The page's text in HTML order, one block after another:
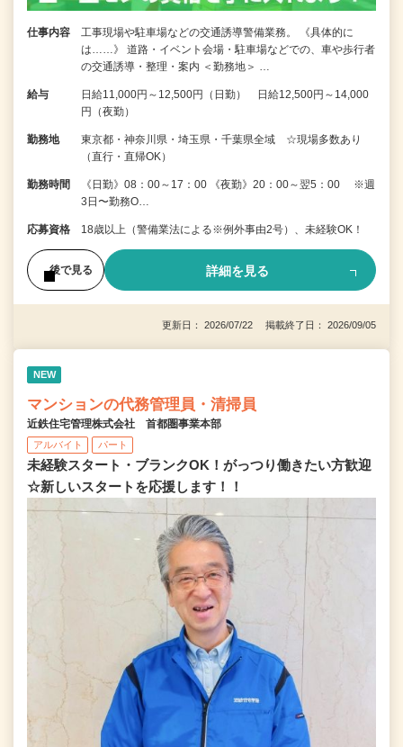
仕事内容
工事現場や駐車場などの交通誘導警備業務。 《具体的に
は……》 道路・イベント会場・駐車場などでの、車や歩行者
の交通誘導・整理・案内 ＜勤務地＞ …
給与
日給11,000円～12,500円（日勤） 日給12,500円～14,000
円（夜勤）
勤務地
東京都・神奈川県・埼玉県・千葉県全域 ☆現場多数あり
（直行・直帰OK）
勤務時間
《日勤》08：00～17：00 《夜勤》20：00～翌5：00 ※週
3日〜勤務O…
応募資格 18歳以上（警備業法による※例外事由2号）、未経験OK！
後で見る 詳細を見る
更新日： 2026/07/22 掲載終了日： 2026/09/05
NEW
マンションの代務管理員・清掃員
近鉄住宅管理株式会社 首都圏事業本部
アルバイト パート
未経験スタート・ブランクOK！がっつり働きたい方歓迎
☆新しいスタートを応援します！！